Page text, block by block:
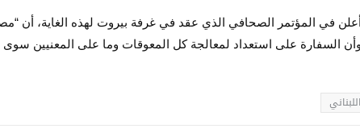
في المؤتمر الصحافي الذي عقد في غرفة بيروت لهذه الغاية، أن
السفارة على استعداد لمعالجة كل المعوقات وما على المعنيين سوى